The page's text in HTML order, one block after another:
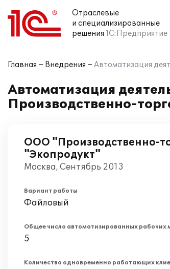
Отраслевые
и специализированные
решения 1С:Предприятие
Главная Внедрения Автоматизация
Автоматизация
Производственно-
ООО "Производственно-
"Экопродукт"
Москва, Сентябрь 2013
Вариант работы
Файловый
Общее число автоматизированных рабочих
5
Количество одновременно работающих